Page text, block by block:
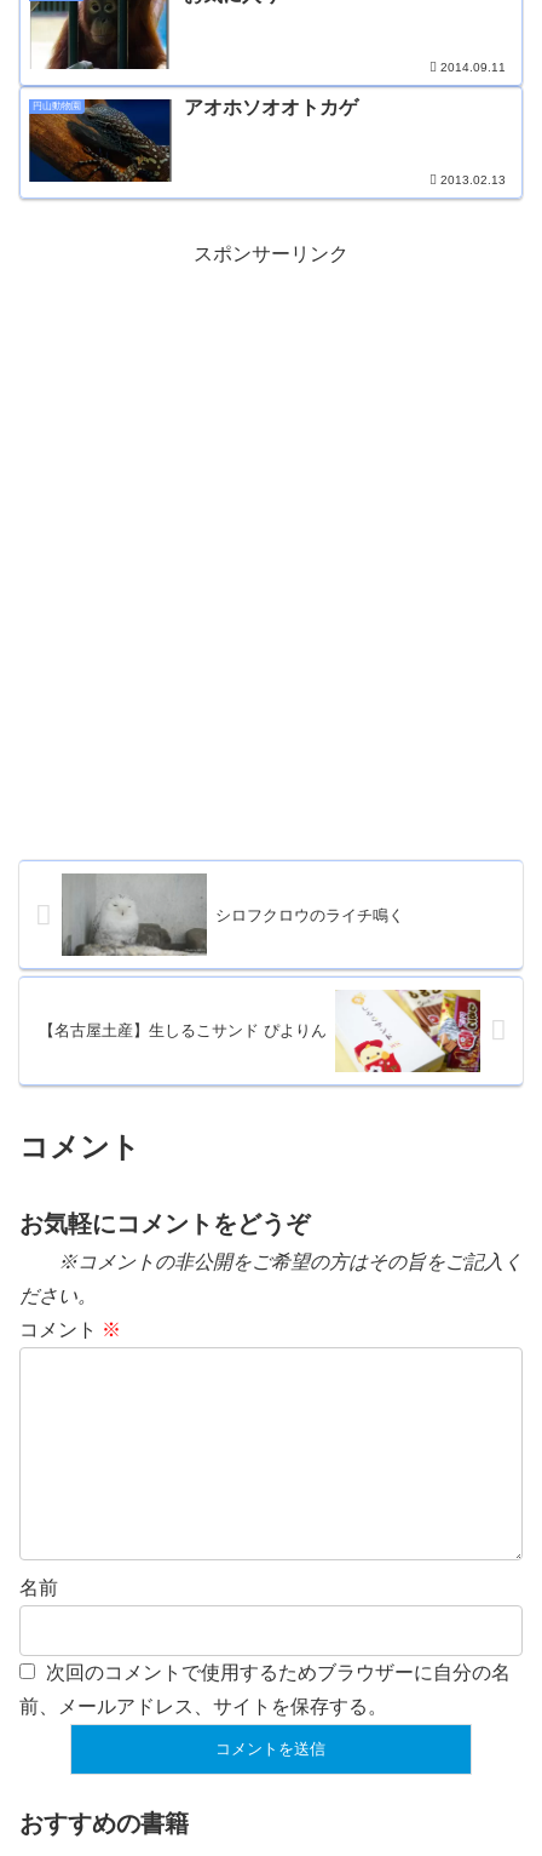
2014.09.11
円山動物園 アオホソオオトカゲ
2013.02.13
スポンサーリンク
シロフクロウのライチ鳴く
【名古屋土産】生しるこサンド ぴよりん
コメント
お気軽にコメントをどうぞ
※コメントの非公開をご希望の方はその旨をご記入く
ださい。
コメント ※
名前
次回のコメントで使用するためブラウザーに自分の名
前、メールアドレス、サイトを保存する。
おすすめの書籍